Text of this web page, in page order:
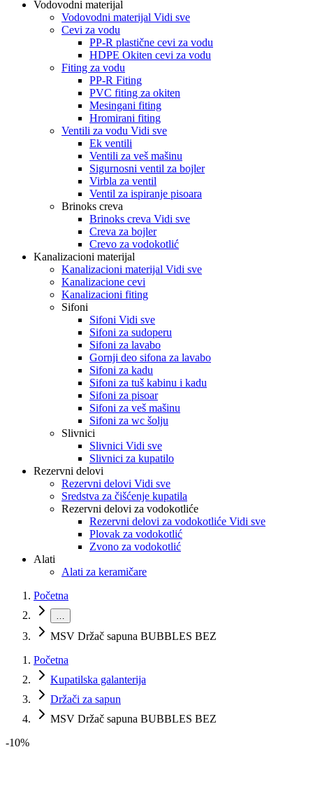
Vodovodni materijal
Vodovodni materijal Vidi sve
Cevi za vodu
PP-R plastične cevi za vodu
HDPE Okiten cevi za vodu
Fiting za vodu
PP-R Fiting
PVC fiting za okiten
Mesingani fiting
Hromirani fiting
Ventili za vodu Vidi sve
Ek ventili
Ventili za veš mašinu
Sigurnosni ventil za bojler
Virbla za ventil
Ventil za ispiranje pisoara
Brinoks creva
Brinoks creva Vidi sve
Creva za bojler
Crevo za vodokotlić
Kanalizacioni materijal
Kanalizacioni materijal Vidi sve
Kanalizacione cevi
Kanalizacioni fiting
Sifoni
Sifoni Vidi sve
Sifoni za sudoperu
Sifoni za lavabo
Gornji deo sifona za lavabo
Sifoni za kadu
Sifoni za tuš kabinu i kadu
Sifoni za pisoar
Sifoni za veš mašinu
Sifoni za wc šolju
Slivnici
Slivnici Vidi sve
Slivnici za kupatilo
Rezervni delovi
Rezervni delovi Vidi sve
Sredstva za čišćenje kupatila
Rezervni delovi za vodokotliće
Rezervni delovi za vodokotliće Vidi sve
Plovak za vodokotlić
Zvono za vodokotlić
Alati
Alati za keramičare
Početna
…
MSV Držač sapuna BUBBLES BEZ
Početna
Kupatilska galanterija
Držači za sapun
MSV Držač sapuna BUBBLES BEZ
-10%